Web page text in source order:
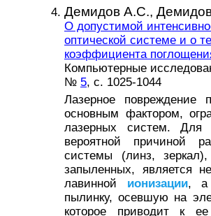
Демидов А.С.,
О допустимой
оптической системе и о
коэффициента
Компьютерные
№ 5, с. 1025-1044
Лазерное повреждение
основным фактором,
лазерных систем. Для
вероятной причиной
системы (линз,
запыленных, является
лавинной ионизации, а
пылинку, осевшую на
которое приводит к